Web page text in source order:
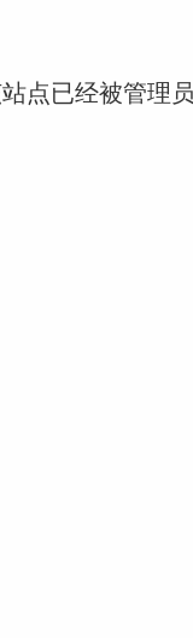
点已经被管理